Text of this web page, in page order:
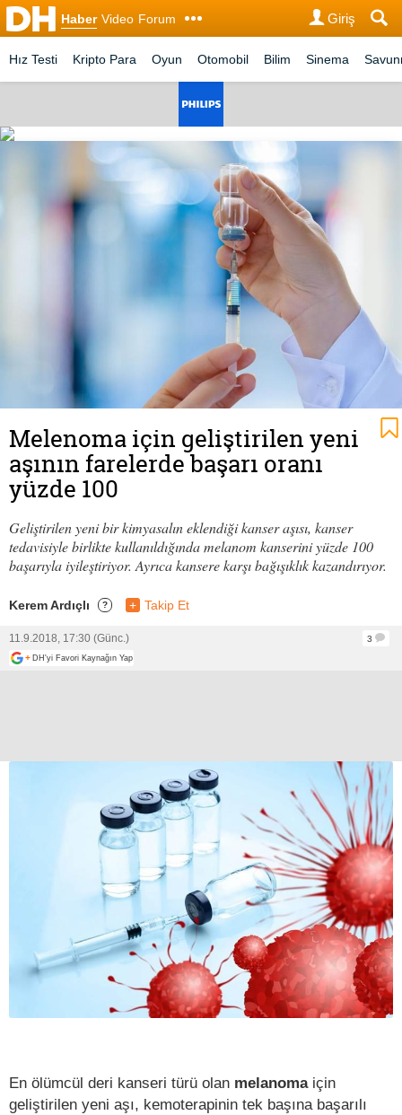
Haber Video Forum Giriş
Hız Testi Kripto Para Oyun Otomobil Bilim Sinema
Melenoma için geliştirilen yeni
aşının farelerde başarı oranı
yüzde 100
Geliştirilen yeni bir kimyasalın eklendiği kanser aşısı, kanser
tedavisiyle birlikte kullanıldığında melanom kanserini yüzde 100
başarıyla iyileştiriyor. Ayrıca kansere karşı bağışıklık kazandırıyor.
Kerem Ardıçlı ? + Takip Et
11.9.2018, 17:30 (Günc.)
3
+ DH'yi Favori Kaynağın Yap
En ölümcül deri kanseri türü olan melanoma için
geliştirilen yeni aşı, kemoterapinin tek başına başarılı